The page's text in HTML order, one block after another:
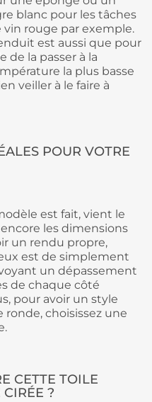
blanc pour les tâches
vin rouge par exemple.
est aussi que pour
de la passer à la
la plus basse
veiller à le faire à
POUR VOTRE
est fait, vient le
les dimensions
un rendu propre,
est de simplement
un dépassement
de chaque côté
pour avoir un style
choisissez une
CETTE TOILE
?